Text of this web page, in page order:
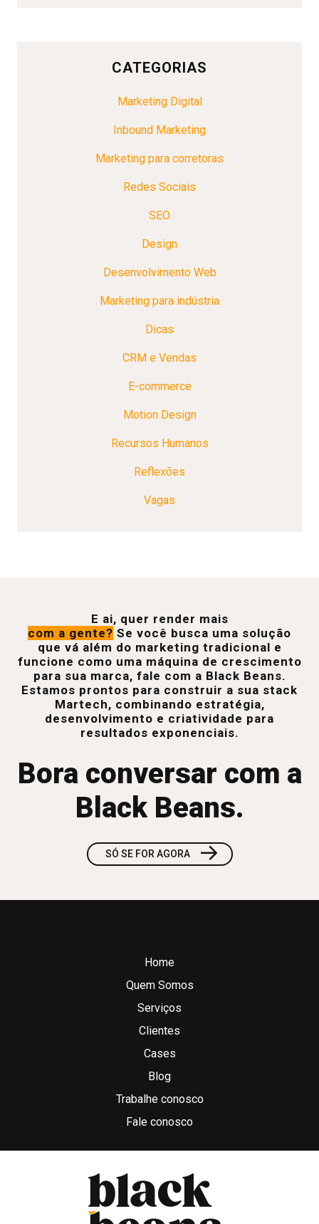
CATEGORIAS
Marketing Digital
Inbound Marketing
Marketing para corretoras
Redes Sociais
SEO
Design
Desenvolvimento Web
Marketing para indústria
Dicas
CRM e Vendas
E-commerce
Motion Design
Recursos Humanos
Reflexões
Vagas
E ai, quer render mais
com a gente? Se você busca uma solução
que vá além do marketing tradicional e
funcione como uma máquina de crescimento
para sua marca, fale com a Black Beans.
Estamos prontos para construir a sua stack
Martech, combinando estratégia,
desenvolvimento e criatividade para
resultados exponenciais.
Bora conversar com a
Black Beans.
SÓ SE FOR AGORA →
Home
Quem Somos
Serviços
Clientes
Cases
Blog
Trabalhe conosco
Fale conosco